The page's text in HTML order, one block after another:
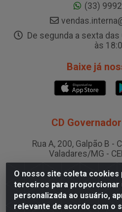
O nosso site coleta cookies
terceiros para proporcionar
personalizada ao usuário,
relevante de acordo com o
(33)
De segunda a sexta
às
Baixe já
CD
Rua A, 200, Galpão B -
Valadares/MG -
CNPJ
CD Juiz